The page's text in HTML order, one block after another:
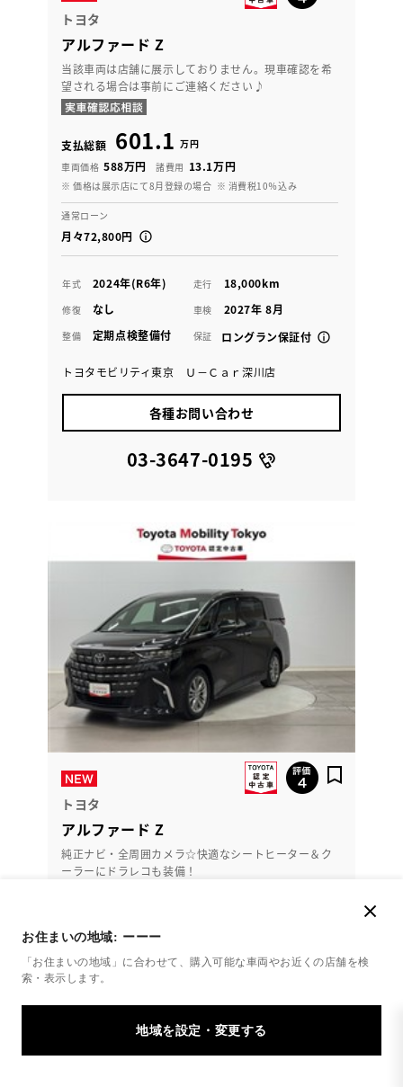
お住まいの地域: ーーー
「お住まいの地域」に合わせて、購入可能な車両やお近くの店舗を検
索・表示します。
トヨタ
アルファード Z
当該車両は店舗に展示しておりません。現車確認を希
望される場合は事前にご連絡ください♪
支払総額 601.1 万円
車両価格 588万円 諸費用 13.1万円
※ 価格は展示店にて8月登録の場合 ※ 消費税10％込み
通常ローン
月々72,800円
年式 2024年(R6年) 走行 18,000km
修復 なし 車検 2027年 8月
整備 定期点検整備付 保証 ロングラン保証付
トヨタモビリティ東京 Ｕ－Ｃａｒ深川店
各種お問い合わせ
03-3647-0195
トヨタ
アルファード Z
純正ナビ・全周囲カメラ☆快適なシートヒーター＆ク
ーラーにドラレコも装備！
支払総額
※ 価格は展示店にて8月登録の場合 ※ 消費税10％込み
車検 車検整備付